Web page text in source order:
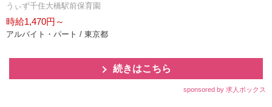
うぃず千住大橋駅前保育園
時給1,470円～
アルバイト・パート / 東京都
続きはこちら
sponsored by 求人ボックス